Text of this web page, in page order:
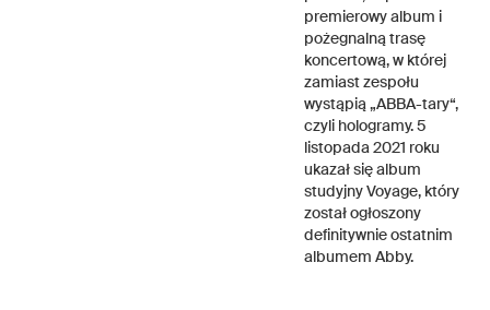
premierowy album i
pożegnalną trasę
koncertową, w której
zamiast zespołu
wystąpią „ABBA-tary“,
czyli hologramy. 5
listopada 2021 roku
ukazał się album
studyjny Voyage, który
został ogłoszony
definitywnie ostatnim
albumem Abby.